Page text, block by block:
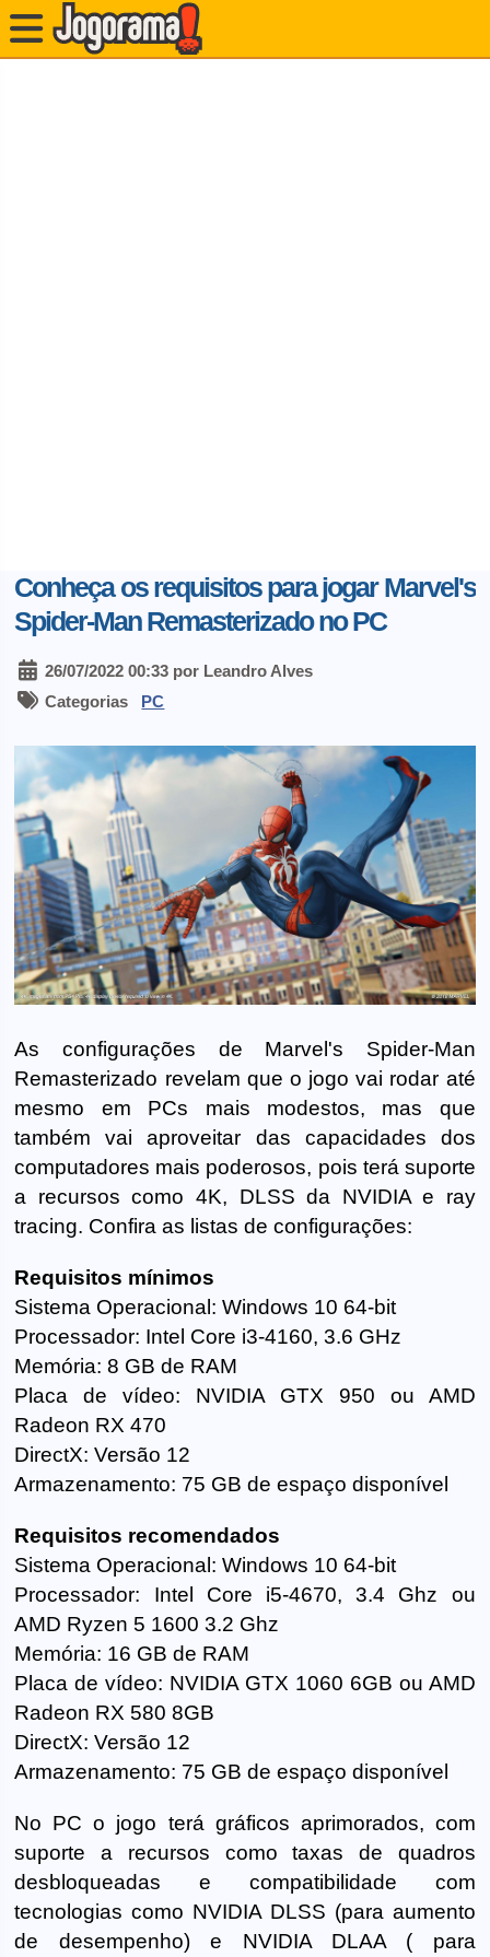
Conheça os requisitos para jogar Marvel's
Spider-Man Remasterizado no PC
26/07/2022 00:33 por Leandro Alves
Categorias PC
As configurações de Marvel's Spider-Man
Remasterizado revelam que o jogo vai rodar até
mesmo em PCs mais modestos, mas que
também vai aproveitar das capacidades dos
computadores mais poderosos, pois terá suporte
a recursos como 4K, DLSS da NVIDIA e ray
tracing. Confira as listas de configurações:
Requisitos mínimos
Sistema Operacional: Windows 10 64-bit
Processador: Intel Core i3-4160, 3.6 GHz
Memória: 8 GB de RAM
Placa de vídeo: NVIDIA GTX 950 ou AMD
Radeon RX 470
DirectX: Versão 12
Armazenamento: 75 GB de espaço disponível
Requisitos recomendados
Sistema Operacional: Windows 10 64-bit
Processador: Intel Core i5-4670, 3.4 Ghz ou
AMD Ryzen 5 1600 3.2 Ghz
Memória: 16 GB de RAM
Placa de vídeo: NVIDIA GTX 1060 6GB ou AMD
Radeon RX 580 8GB
DirectX: Versão 12
Armazenamento: 75 GB de espaço disponível
No PC o jogo terá gráficos aprimorados, com
suporte a recursos como taxas de quadros
desbloqueadas e compatibilidade com
tecnologias como NVIDIA DLSS (para aumento
de desempenho) e NVIDIA DLAA ( para